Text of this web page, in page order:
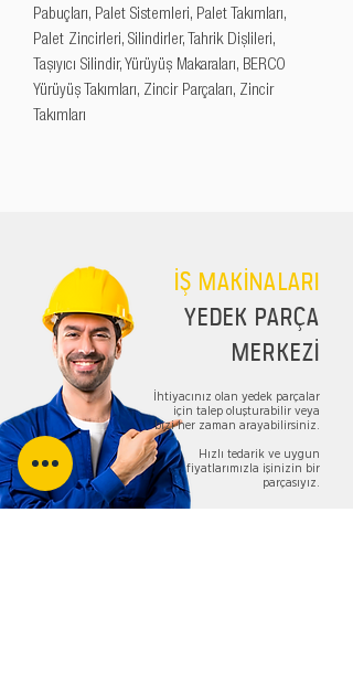
Pabuçları, Palet Sistemleri, Palet Takımları,
Palet Zincirleri, Silindirler, Tahrik Dişlileri,
Taşıyıcı Silindir, Yürüyüş Makaraları, BERCO
Yürüyüş Takımları, Zincir Parçaları, Zincir
Takımları
İŞ MAKİNALARI
YEDEK PARÇA
MERKEZİ
İhtiyacınız olan yedek parçalar
için talep oluşturabilir veya
bizi her zaman arayabilirsiniz.
Hızlı tedarik ve uygun
fiyatlarımızla işinizin bir
parçasıyız.